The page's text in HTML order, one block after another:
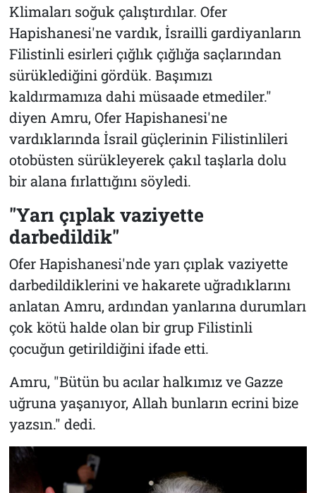
Klimaları soğuk çalıştırdılar. Ofer
Hapishanesi'ne vardık, İsrailli gardiyanların
Filistinli esirleri çığlık çığlığa saçlarından
sürüklediğini gördük. Başımızı
kaldırmamıza dahi müsaade etmediler."
diyen Amru, Ofer Hapishanesi'ne
vardıklarında İsrail güçlerinin Filistinlileri
otobüsten sürükleyerek çakıl taşlarla dolu
bir alana fırlattığını söyledi.
"Yarı çıplak vaziyette
darbedildik"
Ofer Hapishanesi'nde yarı çıplak vaziyette
darbedildiklerini ve hakarete uğradıklarını
anlatan Amru, ardından yanlarına durumları
çok kötü halde olan bir grup Filistinli
çocuğun getirildiğini ifade etti.
Amru, "Bütün bu acılar halkımız ve Gazze
uğruna yaşanıyor, Allah bunların ecrini bize
yazsın." dedi.